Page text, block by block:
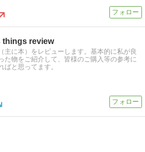
things review
主に本）をレビューします。基本的に私が良
た物をご紹介して、皆様のご購入等の参考に
ばと思ってます。